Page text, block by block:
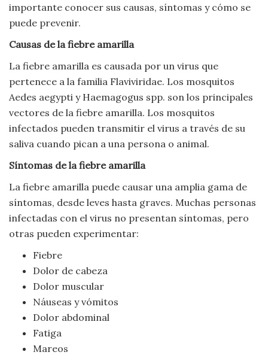
Viajar
importante conocer sus causas, síntomas y cómo se
puede prevenir.
Causas de la fiebre amarilla
La fiebre amarilla es causada por un virus que
pertenece a la familia Flaviviridae. Los mosquitos
Aedes aegypti y Haemagogus spp. son los principales
vectores de la fiebre amarilla. Los mosquitos
infectados pueden transmitir el virus a través de su
saliva cuando pican a una persona o animal.
Síntomas de la fiebre amarilla
La fiebre amarilla puede causar una amplia gama de
síntomas, desde leves hasta graves. Muchas personas
infectadas con el virus no presentan síntomas, pero
otras pueden experimentar:
Fiebre
Dolor de cabeza
Dolor muscular
Náuseas y vómitos
Dolor abdominal
Fatiga
Mareos